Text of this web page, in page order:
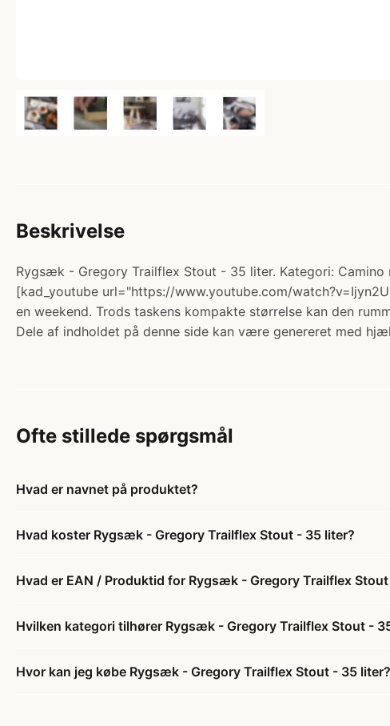
Beskrivelse
Rygsæk - Gregory Trailflex Stout - 35 liter. Kategori:
[kad_youtube url="https://www.youtube.com/
en weekend. Trods taskens kompakte størrelse kan den
Dele af indholdet på denne side kan være genereret med
Ofte stillede spørgsmål
Hvad er navnet på produktet?
Hvad koster Rygsæk - Gregory Trailflex Stout - 35 liter?
Hvad er EAN / Produktid for Rygsæk - Gregory Trailflex
Hvilken kategori tilhører Rygsæk - Gregory Trailflex Stout -
Hvor kan jeg købe Rygsæk - Gregory Trailflex Stout - 35 liter?